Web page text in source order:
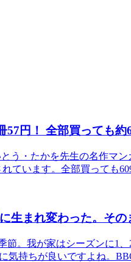
57円！ 全部買っても
う・たかを先生の名作マ
ています。全部買っても
生まれ変わった。そ
節。我が家はシーズンに1
気持ちが良いですよね。